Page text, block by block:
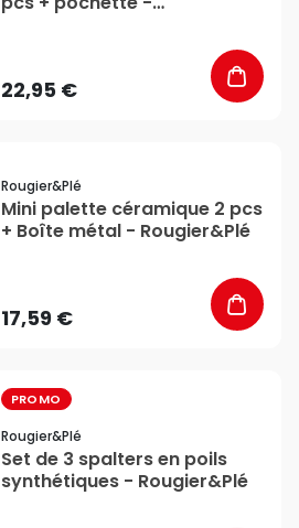
22,95 €
Rougier&plé
Mini palette céramique 2 pcs
+ Boîte métal - Rougier&Plé
17,59 €
PROMO
Rougier&plé
Set de 3 spalters en poils
synthétiques - Rougier&Plé